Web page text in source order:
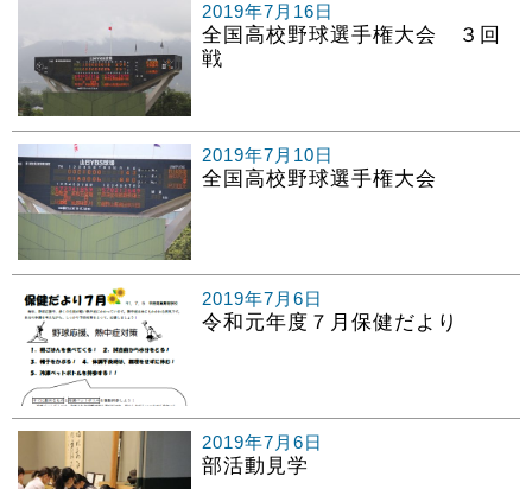
2019年7月16日
全国高校野球選手権大会 ３回
戦
2019年7月10日
全国高校野球選手権大会
2019年7月6日
令和元年度７月保健だより
2019年7月6日
部活動見学